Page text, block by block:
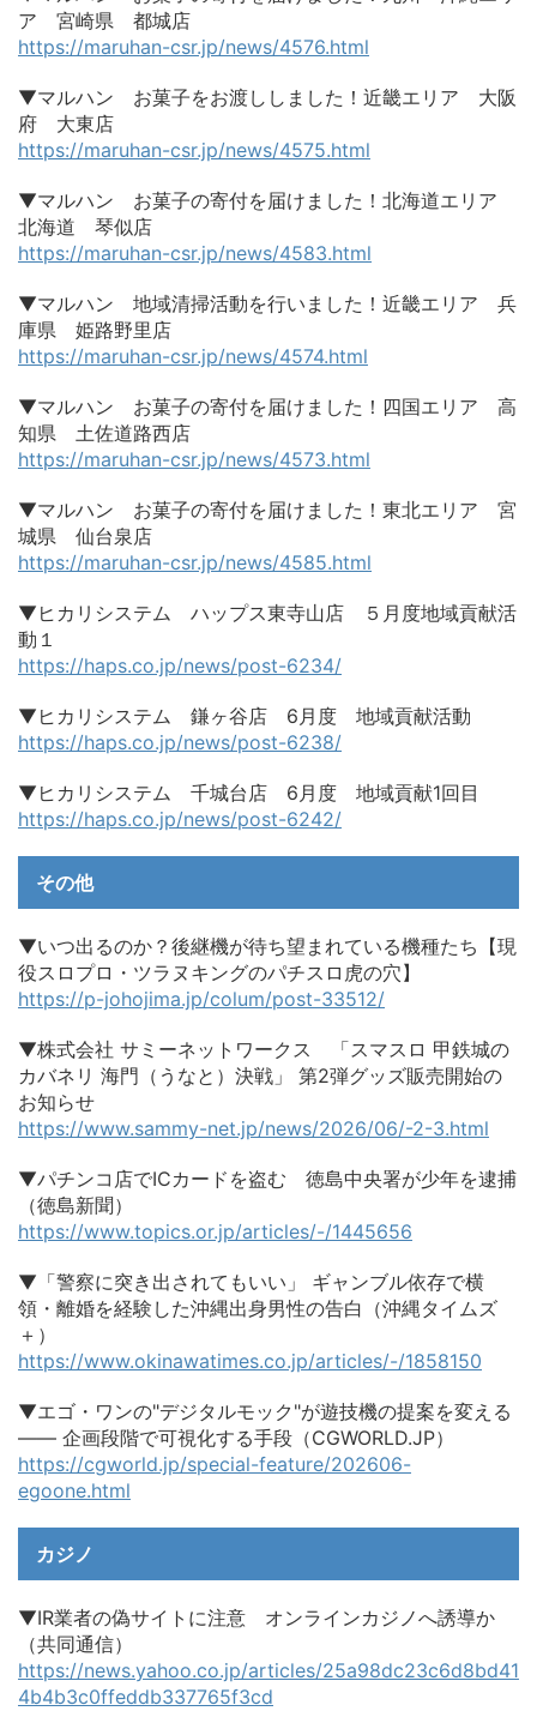
ア 宮崎県 都城店
https://maruhan-csr.jp/news/4576.html
▼マルハン お菓子をお渡ししました！近畿エリア 大阪
府 大東店
https://maruhan-csr.jp/news/4575.html
▼マルハン お菓子の寄付を届けました！北海道エリア
北海道 琴似店
https://maruhan-csr.jp/news/4583.html
▼マルハン 地域清掃活動を行いました！近畿エリア 兵
庫県 姫路野里店
https://maruhan-csr.jp/news/4574.html
▼マルハン お菓子の寄付を届けました！四国エリア 高
知県 土佐道路西店
https://maruhan-csr.jp/news/4573.html
▼マルハン お菓子の寄付を届けました！東北エリア 宮
城県 仙台泉店
https://maruhan-csr.jp/news/4585.html
▼ヒカリシステム ハップス東寺山店 ５月度地域貢献活
動１
https://haps.co.jp/news/post-6234/
▼ヒカリシステム 鎌ヶ谷店 6月度 地域貢献活動
https://haps.co.jp/news/post-6238/
▼ヒカリシステム 千城台店 6月度 地域貢献1回目
https://haps.co.jp/news/post-6242/
その他
▼いつ出るのか？後継機が待ち望まれている機種たち【現
役スロプロ・ツラヌキングのパチスロ虎の穴】
https://p-johojima.jp/colum/post-33512/
▼株式会社 サミーネットワークス 「スマスロ 甲鉄城の
カバネリ 海門（うなと）決戦」 第2弾グッズ販売開始の
お知らせ
https://www.sammy-net.jp/news/2026/06/-2-3.html
▼パチンコ店でICカードを盗む 徳島中央署が少年を逮捕
（徳島新聞）
https://www.topics.or.jp/articles/-/1445656
▼「警察に突き出されてもいい」 ギャンブル依存で横
領・離婚を経験した沖縄出身男性の告白（沖縄タイムズ
＋）
https://www.okinawatimes.co.jp/articles/-/1858150
▼エゴ・ワンの"デジタルモック"が遊技機の提案を変える
―― 企画段階で可視化する手段（CGWORLD.JP）
https://cgworld.jp/special-feature/202606-
egoone.html
カジノ
▼IR業者の偽サイトに注意 オンラインカジノへ誘導か
（共同通信）
https://news.yahoo.co.jp/articles/25a98dc23c6d8bd41
4b4b3c0ffeddb337765f3cd